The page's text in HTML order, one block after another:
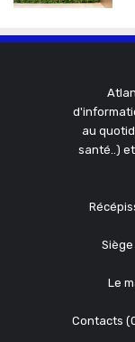
au
santé..)
Le
Contacts